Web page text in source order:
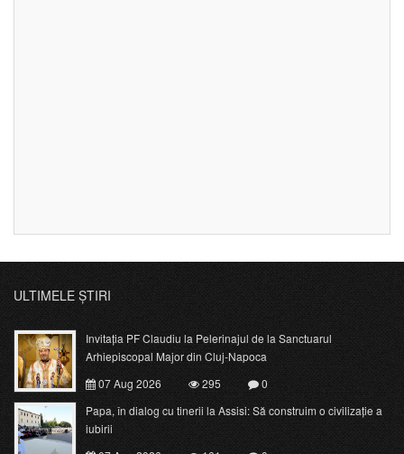
ULTIMELE ȘTIRI
Invitația PF Claudiu la Pelerinajul de la Sanctuarul
Arhiepiscopal Major din Cluj-Napoca
07 Aug 2026
295
0
Papa, în dialog cu tinerii la Assisi: Să construim o civilizație a
iubirii